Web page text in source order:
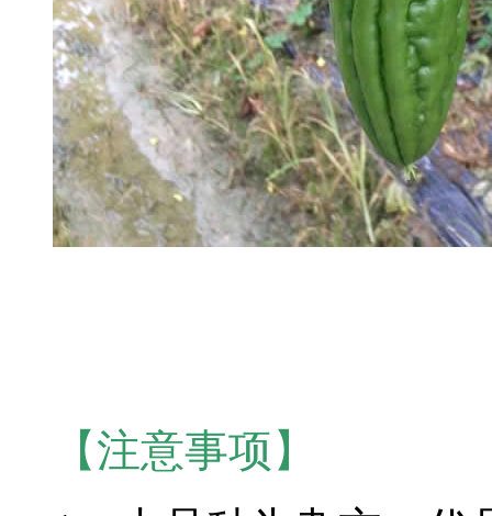
【注意事项】